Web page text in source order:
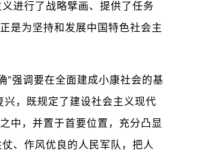
进行了战略擘画、提供了任务
是为坚持和发展中国特色社会主
”强调要在全面建成小康社会的基
，既规定了建设社会主义现代
中，并置于首要位置，充分凸显
、作风优良的人民军队，把人